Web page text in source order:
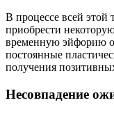
В процессе всей этой
приобрести
временную эйфорию
постоянные
получения
Несовпадение